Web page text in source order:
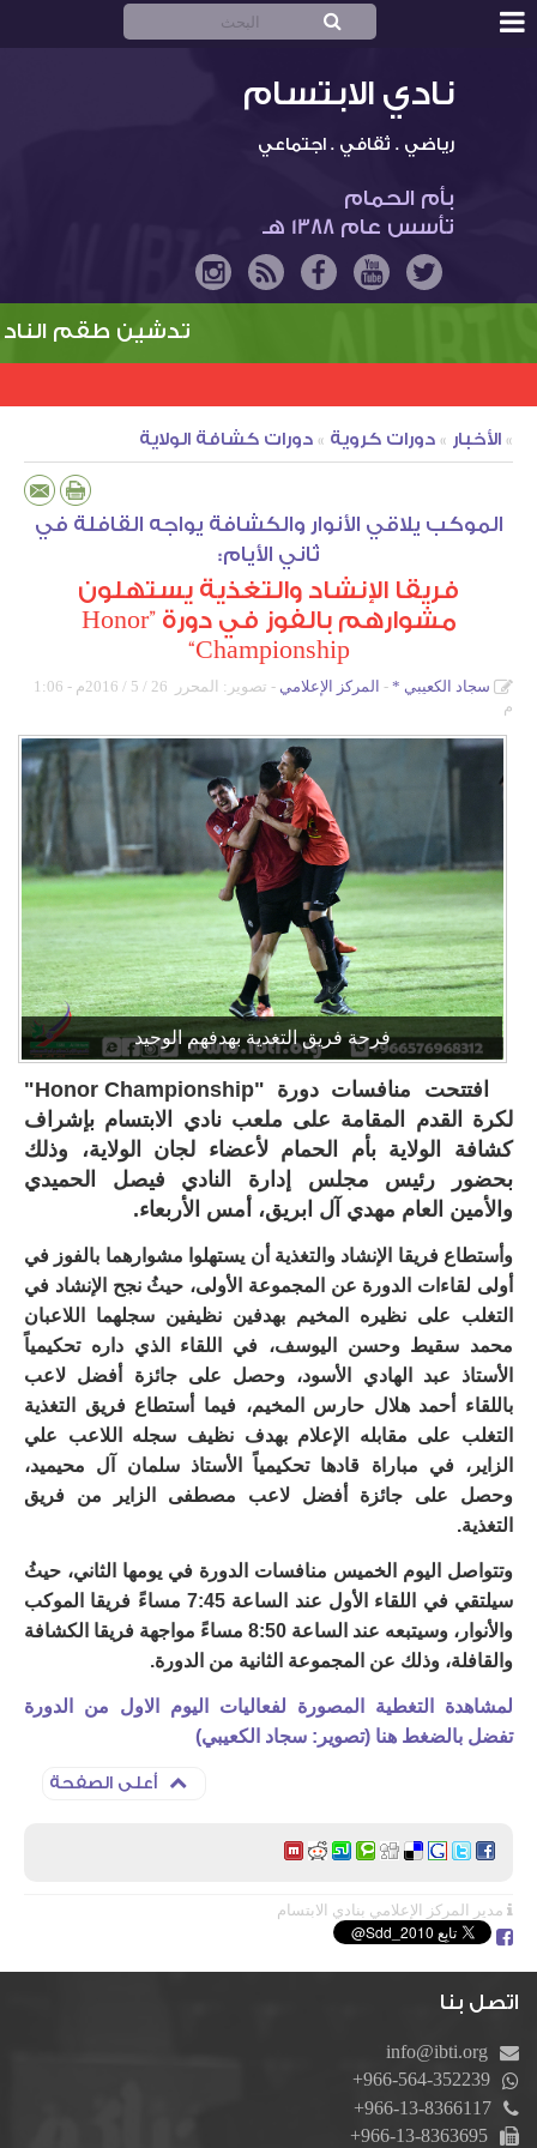
نادي الابتسام
متجر الابتسام
الأخبار
الألعاب الجماعية
ثقافية وإجتماعية
النادي في الصحافة
المحليات
دورات كروية
دورة الصواري
دورة المرحوم خالد آل رضوان
بطولة أم الحمام المفتوحة للتنس
دورات كشافة الولاية
دورة كرة القدم الرمضانية الاولى لدرجة البراعم
معرض الصور
نادي الابتسام
رياضي . ثقافي . اجتماعي
بأم الحمام
تأسس عام 1388 هـ
تدشين طقم
» الأخبار » دورات كروية » دورات كشافة الولاية
الموكب يلاقي الأنوار والكشافة يواجه القافلة في
ثاني الأيام:
فريقا الإنشاد والتغذية يستهلون
مشوارهم بالفوز في دورة ”Honor
Championship“
سجاد الكعيبي * المركز الإعلامي - تصوير: المحرر
26 / 5 / 2016م - 1:06
م
فرحة فريق التغدية بهدفهم الوحيد
افتتحت منافسات دورة "Honor Championship"
لكرة القدم المقامة على ملعب نادي الابتسام بإشراف
كشافة الولاية بأم الحمام لأعضاء لجان الولاية، وذلك
بحضور رئيس مجلس إدارة النادي فيصل الحميدي
والأمين العام مهدي آل ابريق، أمس الأربعاء.
وأستطاع فريقا الإنشاد والتغذية أن يستهلوا مشوارهما بالفوز في
أولى لقاءات الدورة عن المجموعة الأولى، حيثُ نجح الإنشاد في
التغلب على نظيره المخيم بهدفين نظيفين سجلهما اللاعبان
محمد سقيط وحسن اليوسف، في اللقاء الذي داره تحكيمياً
الأستاذ عبد الهادي الأسود، وحصل على جائزة أفضل لاعب
باللقاء أحمد هلال حارس المخيم، فيما أستطاع فريق التغذية
التغلب على مقابله الإعلام بهدف نظيف سجله اللاعب علي
الزاير، في مباراة قادها تحكيمياً الأستاذ سلمان آل محيميد،
وحصل على جائزة أفضل لاعب مصطفى الزاير من فريق
التغذية.
وتتواصل اليوم الخميس منافسات الدورة في يومها الثاني، حيثُ
سيلتقي في اللقاء الأول عند الساعة 7:45 مساءً فريقا الموكب
والأنوار، وسيتبعه عند الساعة 8:50 مساءً مواجهة فريقا الكشافة
والقافلة، وذلك عن المجموعة الثانية من الدورة.
لمشاهدة التغطية المصورة لفعاليات اليوم الاول من الدورة
تفضل بالضغط هنا (تصوير: سجاد الكعيبي)
أعلى الصفحة
مدير المركز الإعلامي بنادي الابتسام
اتصل بنا
info@ibti.org
+966-564-352239
+966-13-8366117
+966-13-8363695